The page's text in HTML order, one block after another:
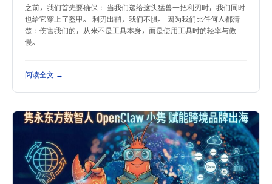
之前，我们首先要确保： 当我们递给这头猛兽一把利刃时，我们同时
也给它穿上了盔甲。 利刃出鞘，我们不惧。 因为我们比任何人都清
楚：伤害我们的，从来不是工具本身，而是使用工具时的轻率与傲
慢。
阅读全文 →